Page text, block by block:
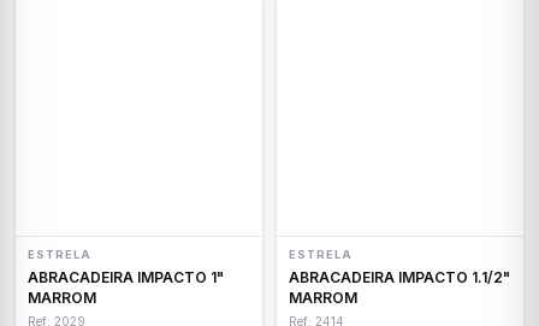
ESTRELA
ABRACADEIRA IMPACTO 1"
MARROM
Ref: 2029
ESTRELA
ABRACADEIRA IMPACTO 1.1/2"
MARROM
Ref: 2414